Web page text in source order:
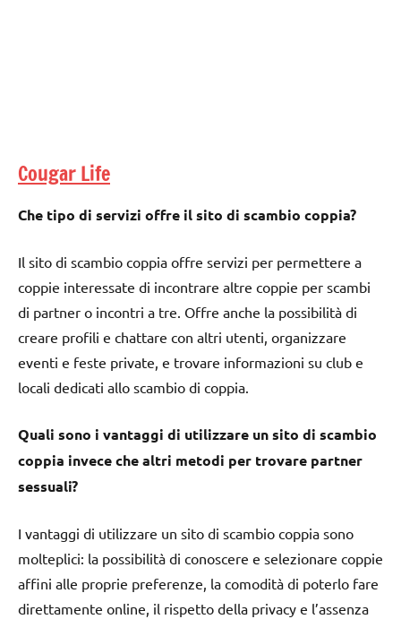
Cougar Life
Che tipo di servizi offre il sito di scambio coppia?
Il sito di scambio coppia offre servizi per permettere a
coppie interessate di incontrare altre coppie per scambi
di partner o incontri a tre. Offre anche la possibilità di
creare profili e chattare con altri utenti, organizzare
eventi e feste private, e trovare informazioni su club e
locali dedicati allo scambio di coppia.
Quali sono i vantaggi di utilizzare un sito di scambio
coppia invece che altri metodi per trovare partner
sessuali?
I vantaggi di utilizzare un sito di scambio coppia sono
molteplici: la possibilità di conoscere e selezionare coppie
affini alle proprie preferenze, la comodità di poterlo fare
direttamente online, il rispetto della privacy e l’assenza